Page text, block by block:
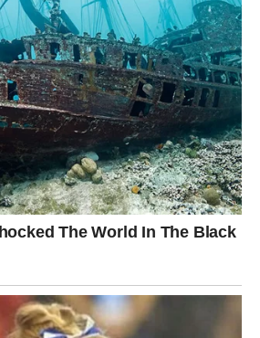
još tople, a okus im poboljšati
meda ili nekoliko svježeg voća.